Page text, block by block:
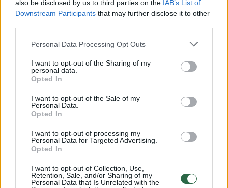
also be disclosed by us to third parties on the IAB’s List of
Downstream Participants that may further disclose it to other
Personal Data Processing Opt Outs
I want to opt-out of the Sharing of my
personal data.
Opted In
I want to opt-out of the Sale of my
Personal Data.
Opted In
I want to opt-out of processing my
Personal Data for Targeted Advertising.
Opted In
I want to opt-out of Collection, Use,
Retention, Sale, and/or Sharing of my
Personal Data that Is Unrelated with the
00:00:30
Vaizdai iš tragiškos avarijos Vilniaus r.: dviejų moterų ir
vaiko gyvybių išgelbėti nepavyko
Žinios | Lietuvos diena
Savaitės vidurys nusimato karštas: temperatūra kils iki
Žinios | Orai
00:15:54
V. Zalužno pasisakymą laiko bandymu įsitvirtinti
Laidos | Nauja diena